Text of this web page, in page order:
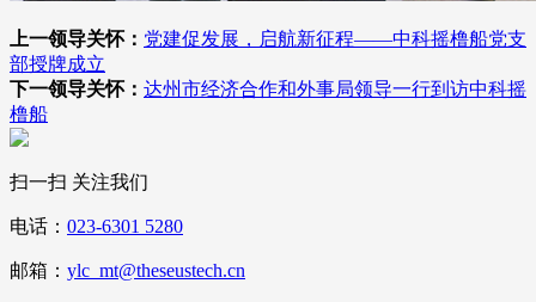
上一领导关怀： 党建促发展，启航新征程——中科摇橹船党支
部授牌成立
下一领导关怀： 达州市经济合作和外事局领导一行到访中科摇
橹船
扫一扫 关注我们
电话： 023-6301 5280
邮箱： ylc_mt@theseustech.cn